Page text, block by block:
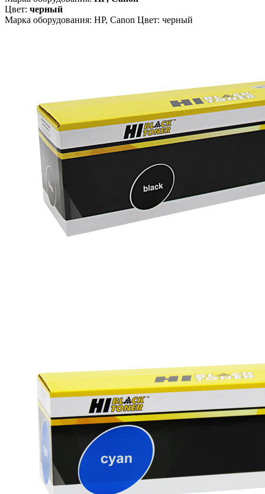
Цвет: черный
Марка оборудования: HP, Canon Цвет: черный